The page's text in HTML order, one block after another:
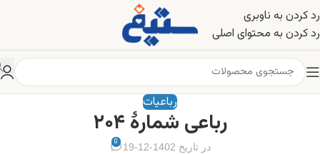
رد کردن به ناوبری
رد کردن به محتوای اصلی
رباعیات
رباعی شمارهٔ ۲۰۴
در تاریخ 1402-12-19 0